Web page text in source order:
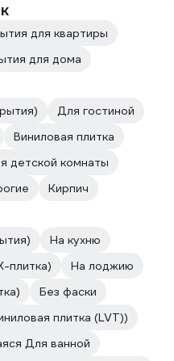
для квартиры
для дома
Для гостиной
Виниловая плитка
детской комнаты
Кирпич
На кухню
плитка)
На лоджию
Без фаски
плитка (LVT))
Для ванной